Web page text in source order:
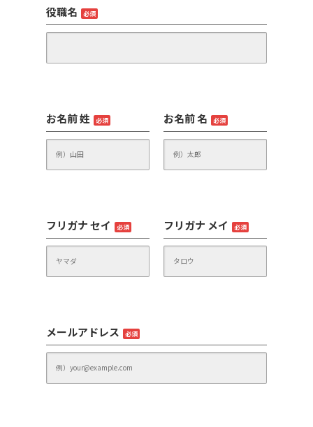
役職名 必須
お名前 姓 必須 お名前 名 必須
フリガナ セイ 必須 フリガナ メイ 必須
メールアドレス 必須